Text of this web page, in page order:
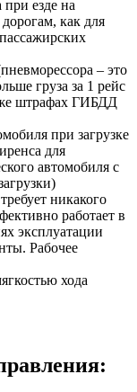
при езде на
как для
– это
груза за 1 рейс
же штрафах ГИБДД
при загрузке
для
автомобиля с
никакого
работает в
эксплуатации
Рабочее
хода